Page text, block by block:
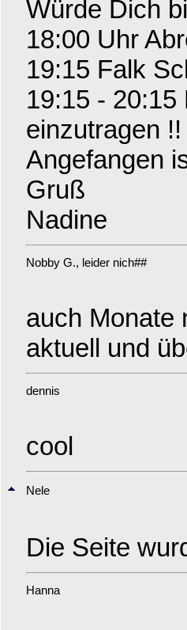
Würde Dich
18:00 Uhr
19:15 Falk
19:15 -
einzutragen !!
Angefangen
Gruß
Nadine
Nobby G., leider nich##
auch Monate
aktuell und
dennis
cool
Nele
Die Seite
Hanna